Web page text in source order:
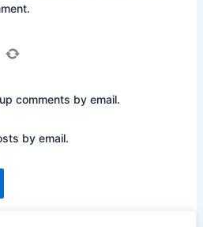
comments by email.
by email.